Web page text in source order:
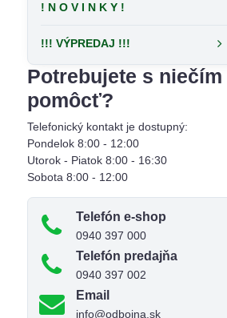
! N O V I N K Y !
!!! VÝPREDAJ !!!
Potrebujete s niečím
pomôcť?
Telefonický kontakt je dostupný:
Pondelok 8:00 - 12:00
Utorok - Piatok 8:00 - 16:30
Sobota 8:00 - 12:00
Telefón e-shop
0940 397 000
Telefón predajňa
0940 397 002
Email
info@odbojna.sk